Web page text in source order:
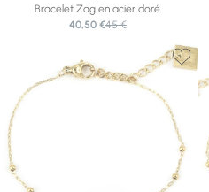
Bracelet Zag en acier doré
40,50 €45 €